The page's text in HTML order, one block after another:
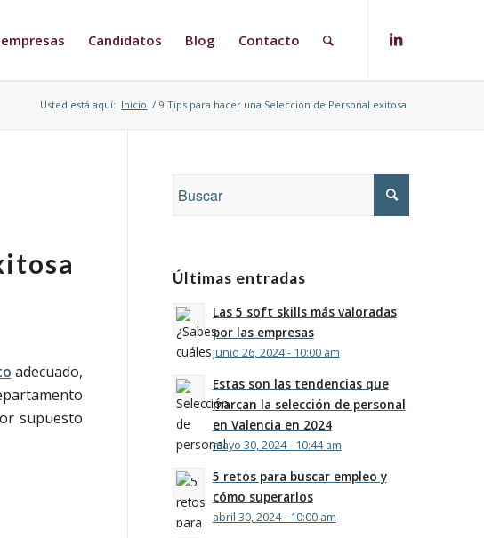
Candidatos Blog Contacto
Usted está aquí: Inicio / 9 Tips para hacer una Selección de Personal exitosa
adecuado,
supuesto
Últimas entradas
Las 5 soft skills más valoradas
por las empresas
junio 26, 2024 - 10:00 am
Estas son las tendencias que
marcan la selección de personal
en Valencia en 2024
mayo 30, 2024 - 10:44 am
5 retos para buscar empleo y
cómo superarlos
abril 30, 2024 - 10:00 am